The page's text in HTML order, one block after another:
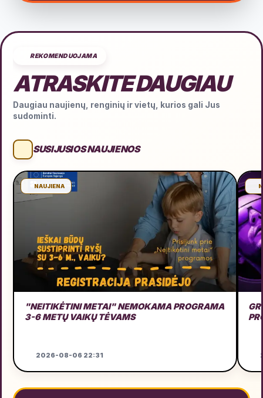
REKOMENDUOJAMA
ATRASKITE DAUGIAU
Daugiau naujienų, renginių ir vietų, kurios gali Jus
sudominti.
SUSIJUSIOS NAUJIENOS
NAUJIENA
"NEITIKĖTINI METAI" NEMOKAMA PROGRAMA
3-6 METŲ VAIKŲ TĖVAMS
2026-08-06 22:31